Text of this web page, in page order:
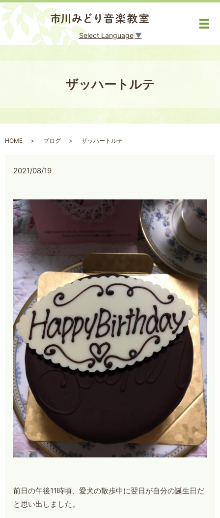
Select Language ▼
メ
ザッハートルテ
HOME ブログ ザッハートルテ
2021/08/19
前日の午後11時頃、愛犬の散歩中に翌日が自分の誕生日だ
と思い出しました。